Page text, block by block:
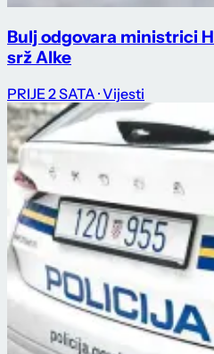
Bulj odgovara ministrici
srž Alke
PRIJE 2 SATA · Vijesti